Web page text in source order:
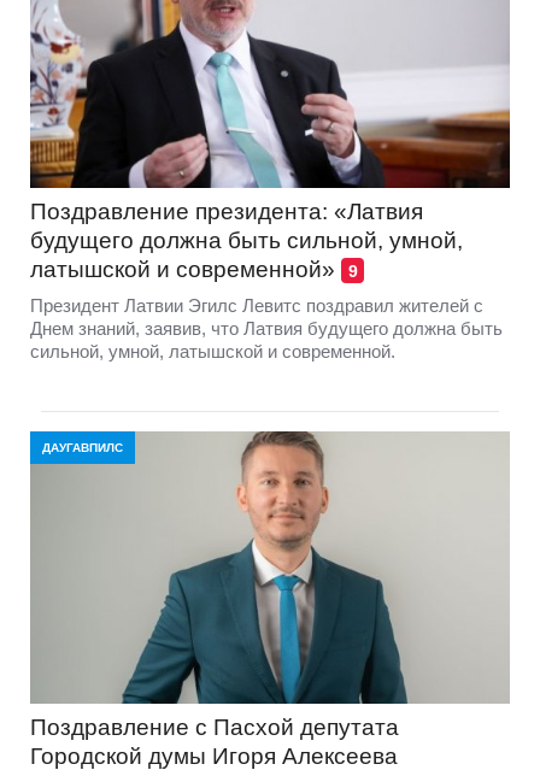
Поздравление президента: «Латвия
будущего должна быть сильной, умной,
латышской и современной»
9
Президент Латвии Эгилс Левитс поздравил жителей с
Днем знаний, заявив, что Латвия будущего должна быть
сильной, умной, латышской и современной.
ДАУГАВПИЛС
Поздравление с Пасхой депутата
Городской думы Игоря Алексеева